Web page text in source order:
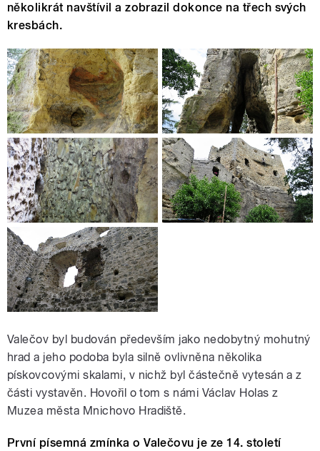
několikrát navštívil a zobrazil dokonce na třech svých
kresbách.
Valečov byl budován především jako nedobytný mohutný
hrad a jeho podoba byla silně ovlivněna několika
pískovcovými skalami, v nichž byl částečně vytesán a z
části vystavěn. Hovořil o tom s námi Václav Holas z
Muzea města Mnichovo Hradiště.
První písemná zmínka o Valečovu je ze 14. století